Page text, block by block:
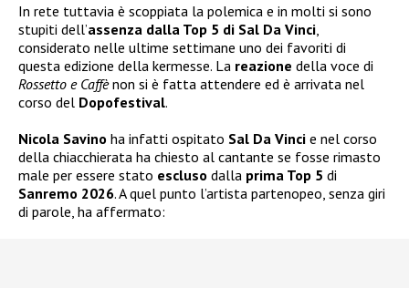
In rete tuttavia è scoppiata la polemica e in molti si sono
stupiti dell’assenza dalla Top 5 di Sal Da Vinci
considerato nelle ultime settimane uno dei favoriti di
questa edizione della kermesse. La reazione della voce di
Rossetto e Caffènon si è fatta attendere ed è arrivata nel
corso del Dopofestival.
Nicola Savino ha infatti ospitato Sal Da Vinci e nel corso
della chiacchierata ha chiesto al cantante se fosse rimasto
male per essere stato escluso dalla prima Top 5 di
Sanremo 2026. A quel punto l’artista partenopeo, senza giri
di parole, ha affermato: